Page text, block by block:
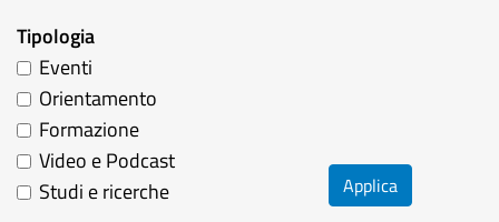
Tipologia
Eventi
Orientamento
Formazione
Video e Podcast
Studi e ricerche
Applica